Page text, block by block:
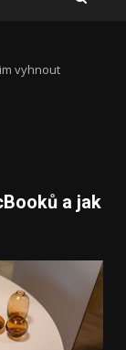
vyhnout
a jak